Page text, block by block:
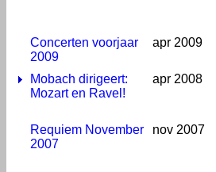
Concerten voorjaar
2009
apr 2009
Mobach dirigeert:
Mozart en Ravel!
apr 2008
Requiem November
2007
nov 2007